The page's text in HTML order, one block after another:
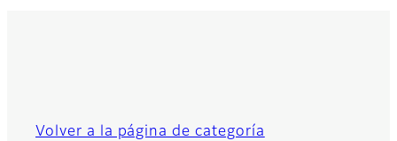
Volver a la página de categoría